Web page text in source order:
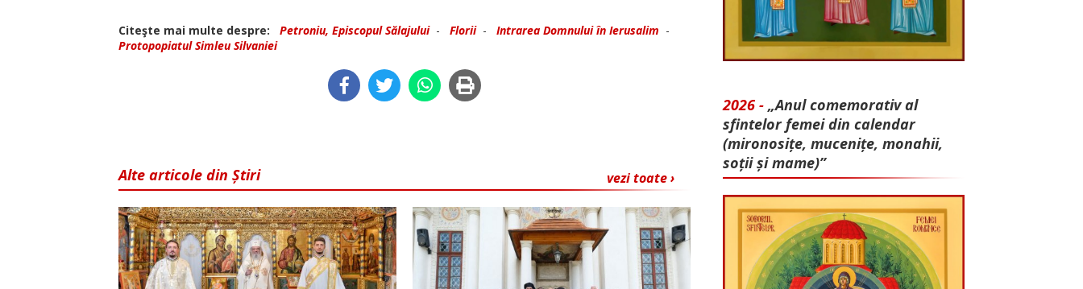
Citeşte mai multe despre: Petroniu, Episcopul Sălajului- Florii- Intrarea Domnului în Ierusalim -
Protopopiatul Simleu Silvaniei
vezi toate ›
Alte articole din Știri
2026 - „Anul comemorativ al
sfintelor femei din calendar
(mironosițe, mu­cenițe, monahii,
soții și mame)”